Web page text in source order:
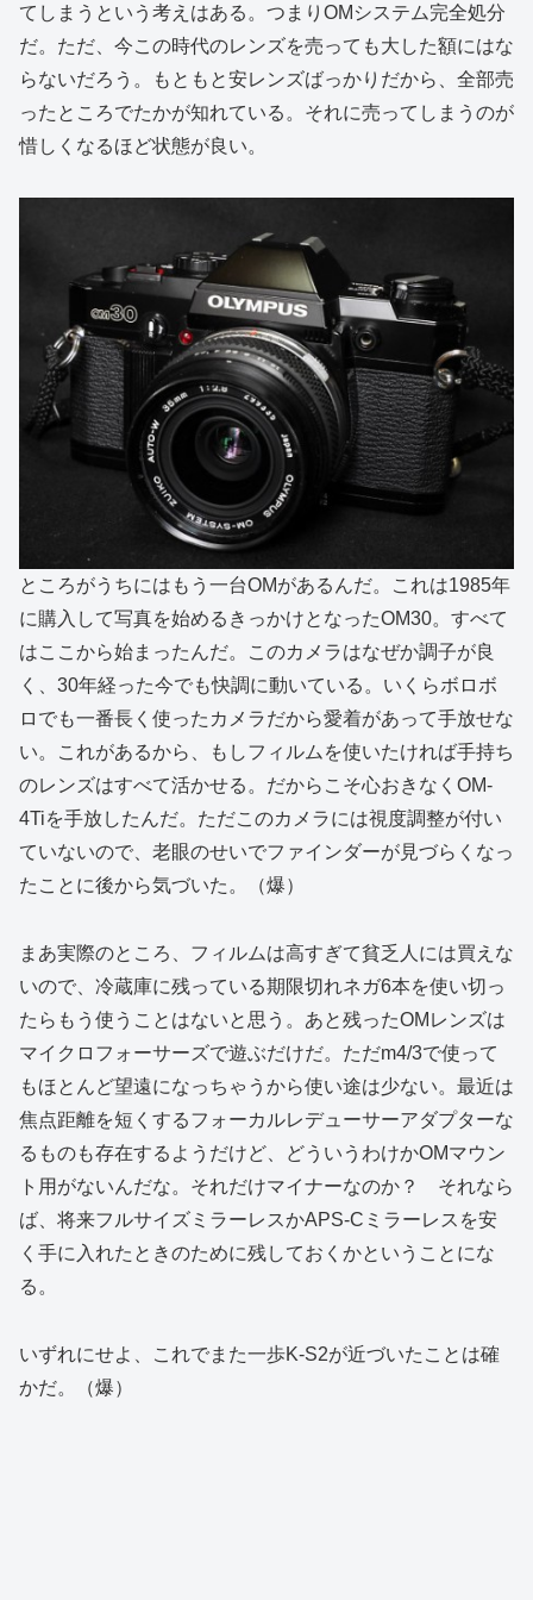
てしまうという考えはある。つまりOMシステム完全処分
だ。ただ、今この時代のレンズを売っても大した額にはな
らないだろう。もともと安レンズばっかりだから、全部売
ったところでたかが知れている。それに売ってしまうのが
惜しくなるほど状態が良い。
ところがうちにはもう一台OMがあるんだ。これは1985年
に購入して写真を始めるきっかけとなったOM30。すべて
はここから始まったんだ。このカメラはなぜか調子が良
く、30年経った今でも快調に動いている。いくらボロボ
ロでも一番長く使ったカメラだから愛着があって手放せな
い。これがあるから、もしフィルムを使いたければ手持ち
のレンズはすべて活かせる。だからこそ心おきなくOM-
4Tiを手放したんだ。ただこのカメラには視度調整が付い
ていないので、老眼のせいでファインダーが見づらくなっ
たことに後から気づいた。（爆）
まあ実際のところ、フィルムは高すぎて貧乏人には買えな
いので、冷蔵庫に残っている期限切れネガ6本を使い切っ
たらもう使うことはないと思う。あと残ったOMレンズは
マイクロフォーサーズで遊ぶだけだ。ただm4/3で使って
もほとんど望遠になっちゃうから使い途は少ない。最近は
焦点距離を短くするフォーカルレデューサーアダプターな
るものも存在するようだけど、どういうわけかOMマウン
ト用がないんだな。それだけマイナーなのか？ それなら
ば、将来フルサイズミラーレスかAPS-Cミラーレスを安
く手に入れたときのために残しておくかということにな
る。
いずれにせよ、これでまた一歩K-S2が近づいたことは確
かだ。（爆）